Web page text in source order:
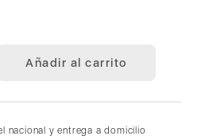
Añadir al carrito
nacional y entrega a domicilio